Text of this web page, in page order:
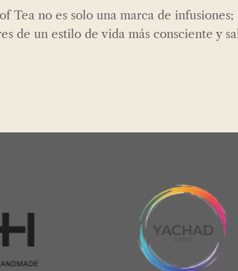
Tea no es solo una marca de
de un estilo de vida más consciente y